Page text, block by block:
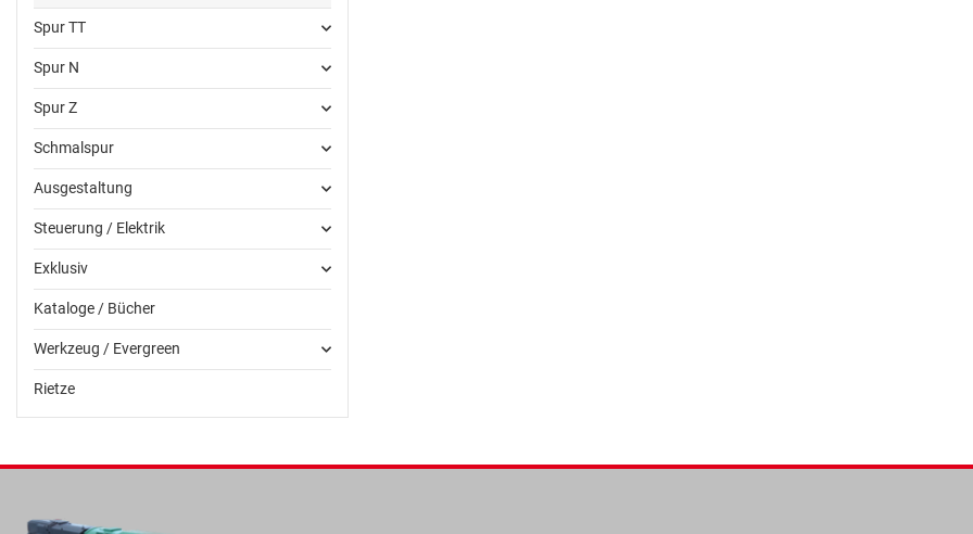
Spur TT
Spur N
Spur Z
Schmalspur
Ausgestaltung
Steuerung / Elektrik
Exklusiv
Kataloge / Bücher
Werkzeug / Evergreen
Rietze